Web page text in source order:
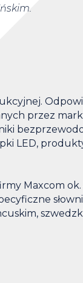
przez
LED,
Maxcom